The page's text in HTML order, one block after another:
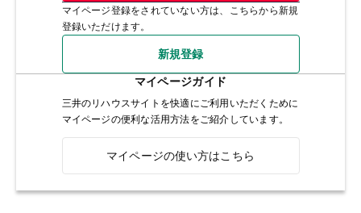
マイページ登録をされていない方は、こちらから新規
登録いただけます。
新規登録
マイページガイド
三井のリハウスサイトを快適にご利用いただくために
マイページの便利な活用方法をご紹介しています。
マイページの使い方はこちら